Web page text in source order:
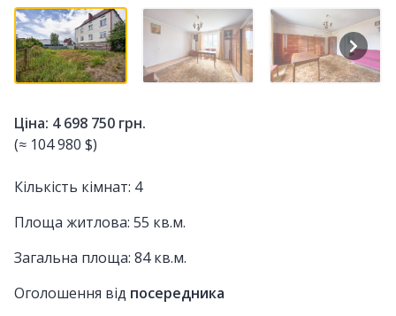
Ціна: 4 698 750 грн.
(≈ 104 980 $)
Кількість кімнат: 4
Площа житлова: 55 кв.м.
Загальна площа: 84 кв.м.
Оголошення від посередника